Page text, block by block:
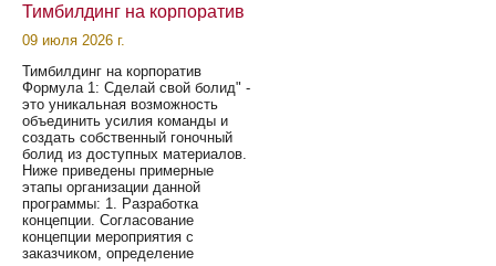
Тимбилдинг на корпоратив
09 июля 2026 г.
Тимбилдинг на корпоратив
Формула 1: Сделай свой болид" -
это уникальная возможность
объединить усилия команды и
создать собственный гоночный
болид из доступных материалов.
Ниже приведены примерные
этапы организации данной
программы: 1. Разработка
концепции. Согласование
концепции мероприятия с
заказчиком, определение